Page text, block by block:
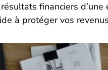
financiers
à protéger vos